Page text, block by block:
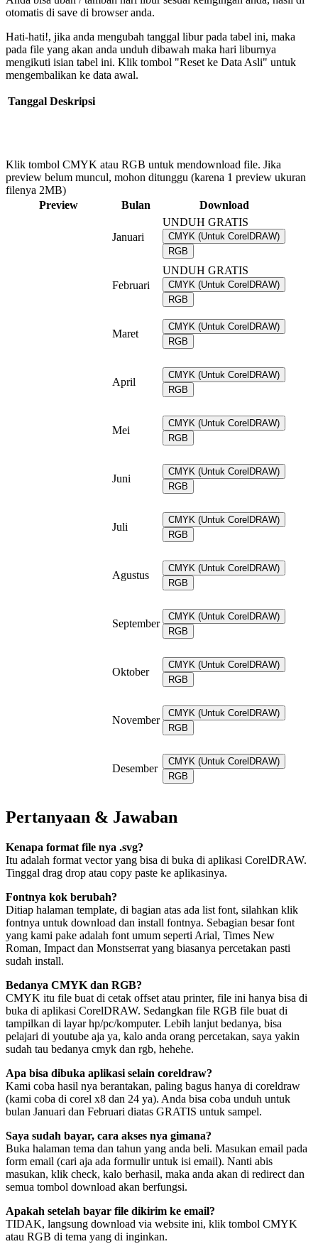
otomatis di save di browser anda.
Hati-hati!, jika anda mengubah tanggal libur pada tabel ini, maka
pada file yang akan anda unduh dibawah maka hari liburnya
mengikuti isian tabel ini. Klik tombol "Reset ke Data Asli" untuk
mengembalikan ke data awal.
Tanggal Deskripsi
Klik tombol CMYK atau RGB untuk mendownload file. Jika
preview belum muncul, mohon ditunggu (karena 1 preview ukuran
filenya 2MB)
Preview
Bulan Download
Januari
UNDUH GRATIS
CMYK (Untuk CorelDRAW)
RGB
Februari
UNDUH GRATIS
CMYK (Untuk CorelDRAW)
RGB
Maret
CMYK (Untuk CorelDRAW)
RGB
April
CMYK (Untuk CorelDRAW)
RGB
Mei
CMYK (Untuk CorelDRAW)
RGB
Juni
CMYK (Untuk CorelDRAW)
RGB
Juli
CMYK (Untuk CorelDRAW)
RGB
Agustus
CMYK (Untuk CorelDRAW)
RGB
September
CMYK (Untuk CorelDRAW)
RGB
Oktober
CMYK (Untuk CorelDRAW)
RGB
November
CMYK (Untuk CorelDRAW)
RGB
Desember
CMYK (Untuk CorelDRAW)
RGB
Pertanyaan & Jawaban
Kenapa format file nya .svg?
Itu adalah format vector yang bisa di buka di aplikasi CorelDRAW.
Tinggal drag drop atau copy paste ke aplikasinya.
Fontnya kok berubah?
Ditiap halaman template, di bagian atas ada list font, silahkan klik
fontnya untuk download dan install fontnya. Sebagian besar font
yang kami pake adalah font umum seperti Arial, Times New
Roman, Impact dan Monstserrat yang biasanya percetakan pasti
sudah install.
Bedanya CMYK dan RGB?
CMYK itu file buat di cetak offset atau printer, file ini hanya bisa di
buka di aplikasi CorelDRAW. Sedangkan file RGB file buat di
tampilkan di layar hp/pc/komputer. Lebih lanjut bedanya, bisa
pelajari di youtube aja ya, kalo anda orang percetakan, saya yakin
sudah tau bedanya cmyk dan rgb, hehehe.
Apa bisa dibuka aplikasi selain coreldraw?
Kami coba hasil nya berantakan, paling bagus hanya di coreldraw
(kami coba di corel x8 dan 24 ya). Anda bisa coba unduh untuk
bulan Januari dan Februari diatas GRATIS untuk sampel.
Saya sudah bayar, cara akses nya gimana?
Buka halaman tema dan tahun yang anda beli. Masukan email pada
form email (cari aja ada formulir untuk isi email). Nanti abis
masukan, klik check, kalo berhasil, maka anda akan di redirect dan
semua tombol download akan berfungsi.
Apakah setelah bayar file dikirim ke email?
TIDAK, langsung download via website ini, klik tombol CMYK
atau RGB di tema yang di inginkan.